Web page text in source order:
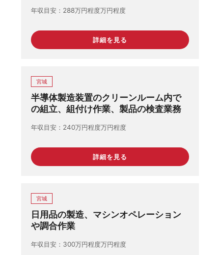
年収目安 288万円程度万円程度
詳細を見る
宮城
半導体製造装置のクリーンルーム内で
の組立、組付け作業、製品の検査業務
年収目安 240万円程度万円程度
詳細を見る
宮城
日用品の製造、マシンオペレーション
や調合作業
年収目安 300万円程度万円程度